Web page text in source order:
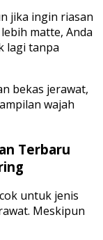
jika ingin riasan
matte, Anda
lagi tanpa
bekas jerawat,
wajah
Terbaru
untuk jenis
Meskipun